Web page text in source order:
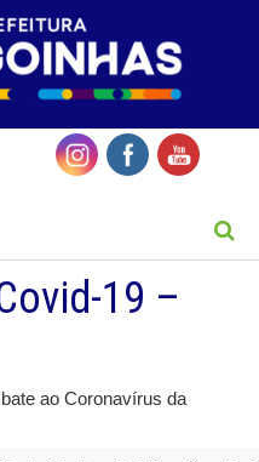
19 –
ao Coronavírus da